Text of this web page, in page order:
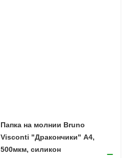
Папка на молнии Bruno
Visconti "Дракончики" А4,
500мкм, силикон